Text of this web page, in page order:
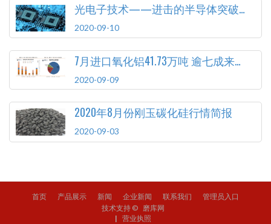
光电子技术——进击的半导体突破口
2020-09-10
7月进口氧化铝41.73万吨 逾七成来自澳大利亚
2020-09-09
2020年8月份刚玉碳化硅行情简报
2020-09-03
首页 产品展示 新闻 企业新闻 联系我们
管理员入口
技术支持 © 磨库网
| 营业执照